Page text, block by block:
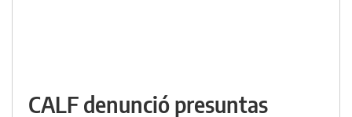
CALF denunció presuntas